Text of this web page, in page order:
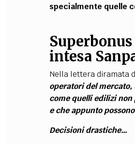
specialmente quelle
intesa
Nella lettera diramata
operatori del
come quelli edilizi
e che appunto
Decisioni drastiche…